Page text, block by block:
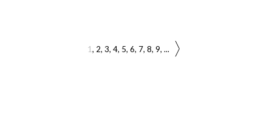
1 2 3 4 5 6 7 8 9 ...